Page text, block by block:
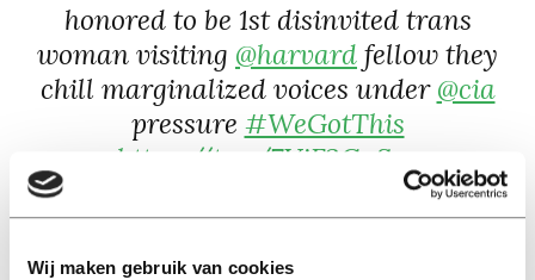
Wij maken gebruik van cookies
honored to be 1st disinvited trans
woman visiting @harvard fellow they
chill marginalized voices under @cia
pressure #WeGotThis
https://t.co/7ViF3GaSec
— Chelsea E. Manning (@xychelsea)15
september 2017